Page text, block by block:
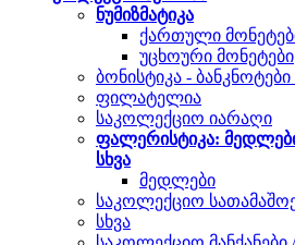
ნუმიზმატიკა
ქართული
უცხოური მონეტები
ბონისტიკა -
ფილატელია
საკოლექციო იარაღი
ფალერისტიკა:
სხვა
მედლები
საკოლექციო
სხვა